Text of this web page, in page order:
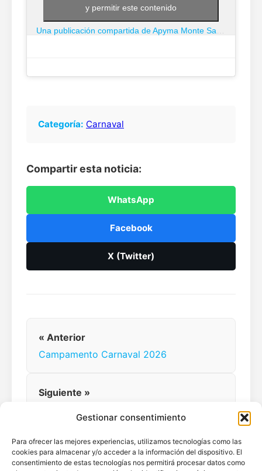
Gestionar consentimiento
Para ofrecer las mejores experiencias, utilizamos tecnologías como las
cookies para almacenar y/o acceder a la información del dispositivo. El
consentimiento de estas tecnologías nos permitirá procesar datos como
Una publicación compartida de Apyma Monte San Julian (@apymamontesanjulian)
y permitir este contenido
Categoría: Carnaval
Compartir esta noticia:
WhatsApp
Facebook
X (Twitter)
« Anterior
Campamento Carnaval 2026
Siguiente »